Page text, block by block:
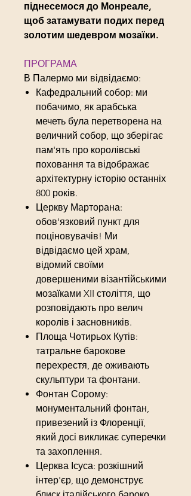
піднесемося до Монреале,
щоб затамувати подих перед
золотим шедевром мозаїки.
ПРОГРАМА
В Палермо ми відвідаємо:
Кафедральний собор: ми
побачимо, як арабська
мечеть була перетворена на
величний собор, що зберігає
пам'ять про королівські
поховання та відображає
архітектурну історію останніх
800 років.
Церкву Марторана:
обов'язковий пункт для
поціновувачів! Ми
відвідаємо цей храм,
відомий своїми
довершеними візантійськими
мозаїками XII століття, що
розповідають про велич
королів і засновників.
Площа Чотирьох Кутів:
татральне барокове
перехрестя, де оживають
скульптури та фонтани.
Фонтан Сорому:
монументальний фонтан,
привезений із Флоренції,
який досі викликає суперечки
та захоплення.
Церква Ісуса: розкішний
інтер'єр, що демонструє